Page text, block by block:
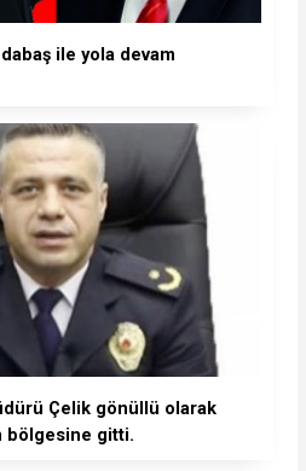
ile yola devam
Çelik gönüllü olarak
bölgesine gitti.